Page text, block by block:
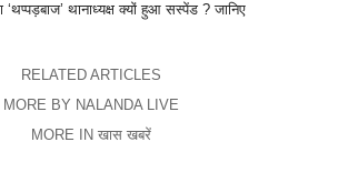
‘थप्पड़बाज’ थानाध्यक्ष क्यों हुआ सस्पेंड ? जानिए
RELATED ARTICLES
MORE BY NALANDA LIVE
MORE IN खास खबरें